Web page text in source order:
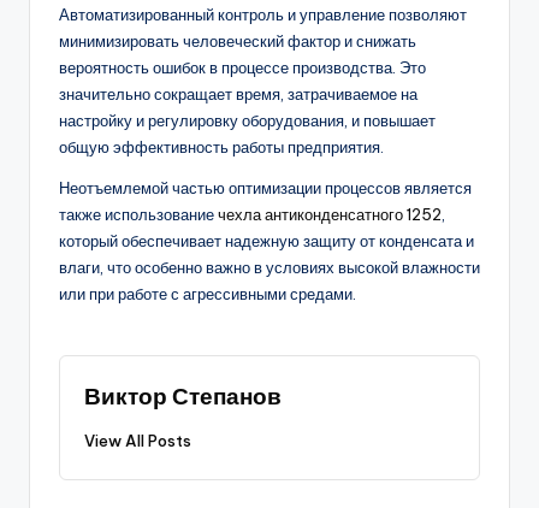
Автоматизированный контроль и управление позволяют
минимизировать человеческий фактор и снижать
вероятность ошибок в процессе производства. Это
значительно сокращает время, затрачиваемое на
настройку и регулировку оборудования, и повышает
общую эффективность работы предприятия.
Неотъемлемой частью оптимизации процессов является
также использованиечехла антиконденсатного 1252,
который обеспечивает надежную защиту от конденсата и
влаги, что особенно важно в условиях высокой влажности
или при работе с агрессивными средами.
Виктор Степанов
View All Posts